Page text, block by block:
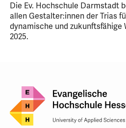
Die Ev. Hochschule Darmstadt
allen Gestalter:innen der Trias
dynamische und zukunftsfähige
2025.